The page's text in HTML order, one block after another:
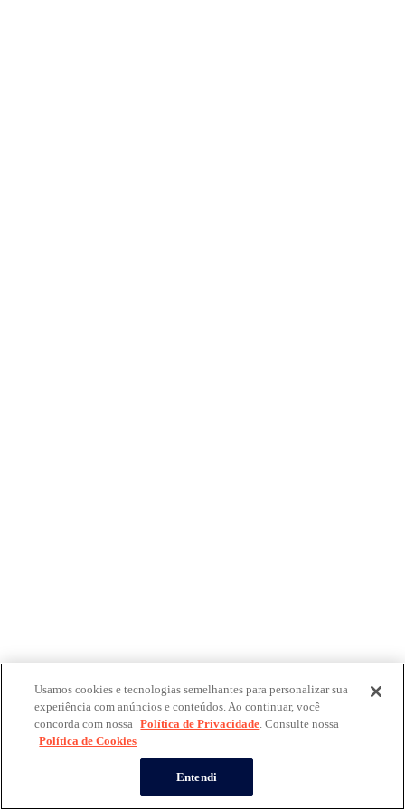
Usamos cookies e tecnologias semelhantes para personalizar sua
experiência com anúncios e conteúdos. Ao continuar, você
concorda com nossa Política de Privacidade. Consulte nossa
Política de Cookies
Entendi